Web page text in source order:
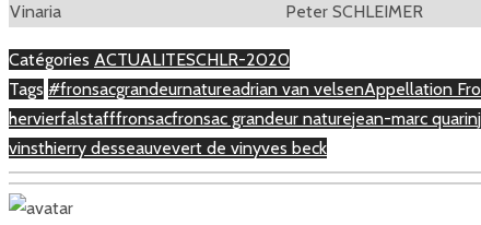
Vinaria
Peter SCHLEIMER
Catégories ACTUALITESCHLR-2020
Tags #fronsacgrandeurnatureadrian van velsenAppellation
hervierfalstafffronsacfronsac grandeur naturejean-marc quarin
vinsthierry desseauvevert de vinyves beck